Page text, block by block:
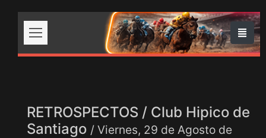
RETROSPECTOS / Club Hipico de
Santiago / Viernes, 29 de Agosto de